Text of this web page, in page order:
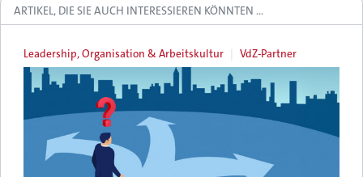
ARTIKEL, DIE SIE AUCH INTERESSIEREN KÖNNTEN …
Leadership, Organisation & Arbeitskultur VdZ-Partner